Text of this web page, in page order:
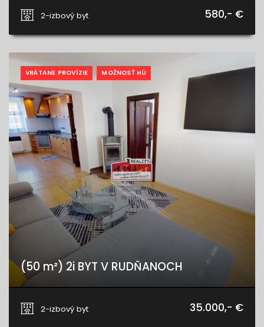
2-izbový byt
580,- €
VRÁTANE PROVÍZIE MOŽNOSŤ HÚ
(50 m²) 2i BYT V RUDŇANOCH
2-izbový byt
35.000,- €